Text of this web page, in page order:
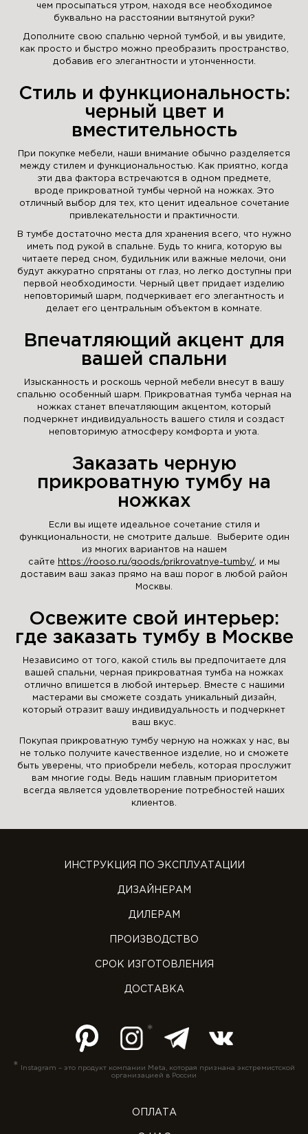
чем просыпаться утром, находя все необходимое
буквально на расстоянии вытянутой руки?
Дополните свою спальню черной тумбой, и вы увидите,
как просто и быстро можно преобразить пространство,
добавив его элегантности и утонченности.
Стиль и функциональность:
черный цвет и
вместительность
При покупке мебели, наши внимание обычно разделяется
между стилем и функциональностью. Как приятно, когда
эти два фактора встречаются в одном предмете,
вроде прикроватной тумбы черной на ножках. Это
отличный выбор для тех, кто ценит идеальное сочетание
привлекательности и практичности.
В тумбе достаточно места для хранения всего, что нужно
иметь под рукой в спальне. Будь то книга, которую вы
читаете перед сном, будильник или важные мелочи, они
будут аккуратно спрятаны от глаз, но легко доступны при
первой необходимости. Черный цвет придает изделию
неповторимый шарм, подчеркивает его элегантность и
делает его центральным объектом в комнате.
Впечатляющий акцент для
вашей спальни
Изысканность и роскошь черной мебели внесут в вашу
спальню особенный шарм. Прикроватная тумба черная на
ножках станет впечатляющим акцентом, который
подчеркнет индивидуальность вашего стиля и создаст
неповторимую атмосферу комфорта и уюта.
Заказать черную
прикроватную тумбу на
ножках
Если вы ищете идеальное сочетание стиля и
функциональности, не смотрите дальше. Выберите один
из многих вариантов на нашем
сайте
https://rooso.ru/goods/prikrovatnye-tumby/ , и мы
доставим ваш заказ прямо на ваш порог в любой район
Москвы.
Освежите свой интерьер:
где заказать тумбу в Москве
Независимо от того, какой стиль вы предпочитаете для
вашей спальни, черная прикроватная тумба на ножках
отлично впишется в любой интерьер. Вместе с нашими
мастерами вы сможете создать уникальный дизайн,
который отразит вашу индивидуальность и подчеркнет
ваш вкус.
Покупая прикроватную тумбу черную на ножках у нас, вы
не только получите качественное изделие, но и сможете
быть уверены, что приобрели мебель, которая прослужит
вам многие годы. Ведь нашим главным приоритетом
всегда является удовлетворение потребностей наших
клиентов.
ИНСТРУКЦИЯ ПО ЭКСПЛУАТАЦИИ
ДИЗАЙНЕРАМ
ДИЛЕРАМ
ПРОИЗВОДСТВО
СРОК ИЗГОТОВЛЕНИЯ
ДОСТАВКА
*
Instagram – это продукт компании Meta, которая признана экстремистской
организацией в России
ОПЛАТА